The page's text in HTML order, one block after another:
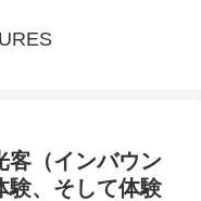
客（インバウン
験、そして体験